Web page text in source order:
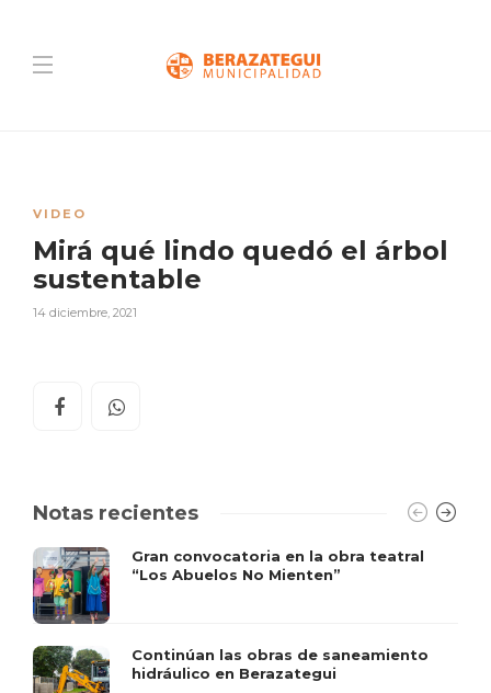
VIDEO
Mirá qué lindo quedó el árbol
sustentable
14 diciembre, 2021
Notas recientes
Gran convocatoria en la obra teatral
“Los Abuelos No Mienten”
Continúan las obras de saneamiento
hidráulico en Berazategui